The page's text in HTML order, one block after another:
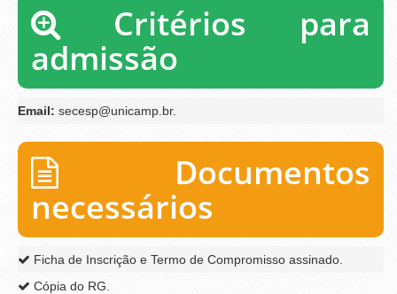
Critérios para
admissão
Email: secesp@unicamp.br.
Documentos
necessários
Ficha de Inscrição e Termo de Compromisso assinado.
Cópia do RG.